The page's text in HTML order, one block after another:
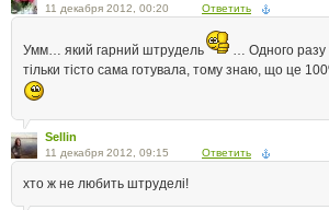
11 декабря 2012, 00:20 Ответить
Умм… який гарний штрудель
… Одного разу
тільки тісто сама готувала, тому знаю, що це
Sellin
11 декабря 2012, 09:15 Ответить
хто ж не любить штруделі!